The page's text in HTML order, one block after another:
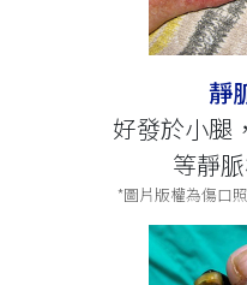
靜
好發於小腿
等靜
*圖片版權為傷口